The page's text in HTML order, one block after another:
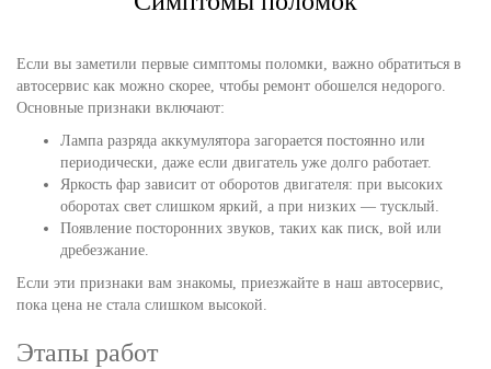
Если вы заметили первые симптомы поломки, важно обратиться в
автосервис как можно скорее, чтобы ремонт обошелся недорого.
Основные признаки включают:
Лампа разряда аккумулятора загорается постоянно или
периодически, даже если двигатель уже долго работает.
Яркость фар зависит от оборотов двигателя: при высоких
оборотах свет слишком яркий, а при низких — тусклый.
Появление посторонних звуков, таких как писк, вой или
дребезжание.
Если эти признаки вам знакомы, приезжайте в наш автосервис,
пока цена не стала слишком высокой.
Этапы работ